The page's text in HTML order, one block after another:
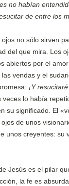
no habían
de entre los
ojos no sólo sirven
del que mira. Los
abiertos por el
vendas y el
¡Y
veces lo había
su significado. El
de unos
unos creyentes: su
Jesús es el pilar
la fe es